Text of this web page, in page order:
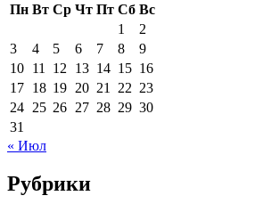
Пн Вт Ср Чт Пт Сб Вс
1
2
3
4 5 6 7 8
9
10 11 12 13 14 15 16
17 18 19 20 21 22 23
24 25 26 27 28 29 30
31
« Июл
Рубрики